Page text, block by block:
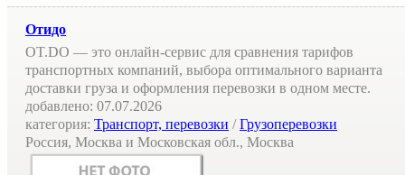
Отидо
OT.DO — это онлайн-сервис для сравнения тарифов
транспортных компаний, выбора оптимального варианта
доставки груза и оформления перевозки в одном месте.
добавлено: 07.07.2026
категория: Транспорт, перевозки /Грузоперевозки
Россия, Москва и Московская обл., Москва